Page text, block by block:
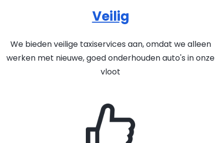
Veilig
We bieden veilige taxiservices aan, omdat we alleen
werken met nieuwe, goed onderhouden auto's in onze
vloot